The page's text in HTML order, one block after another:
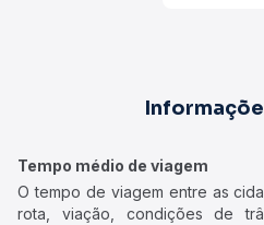
Tempo médio de viagem
O tempo de viagem entre as
rota, viação, condições de